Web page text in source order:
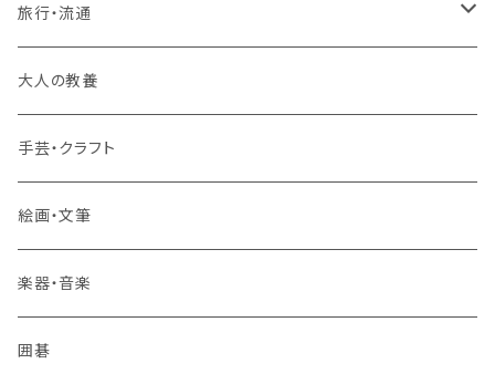
その他 語学
旅行・流通
旅行業務取扱管理者講座
その他 旅行・流通
大人の教養
手芸・クラフト
絵画・文筆
楽器・音楽
囲碁